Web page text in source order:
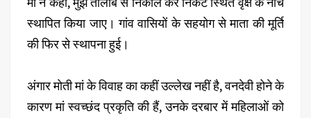
स्थापित किया जाए। गांव वासियों के सहयोग से माता की मूर्ति
की फिर से स्थापना हुई।
अंगार मोती मां के विवाह का कहीं उल्लेख नहीं है, वनदेवी होने के
कारण मां स्वच्छंद प्रकृति की हैं, उनके दरबार में महिलाओं को